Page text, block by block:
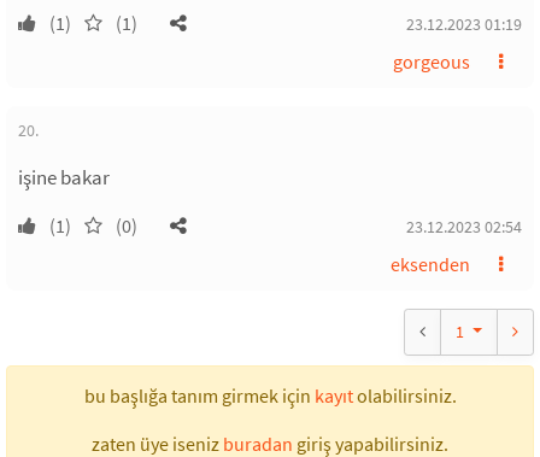
(1) (1) 23.12.2023 01:19
gorgeous
20.
işine bakar
(1) (0) 23.12.2023 02:54
eksenden
1
bu başlığa tanım girmek için kayıtolabilirsiniz.
zaten üye iseniz buradan giriş yapabilirsiniz.